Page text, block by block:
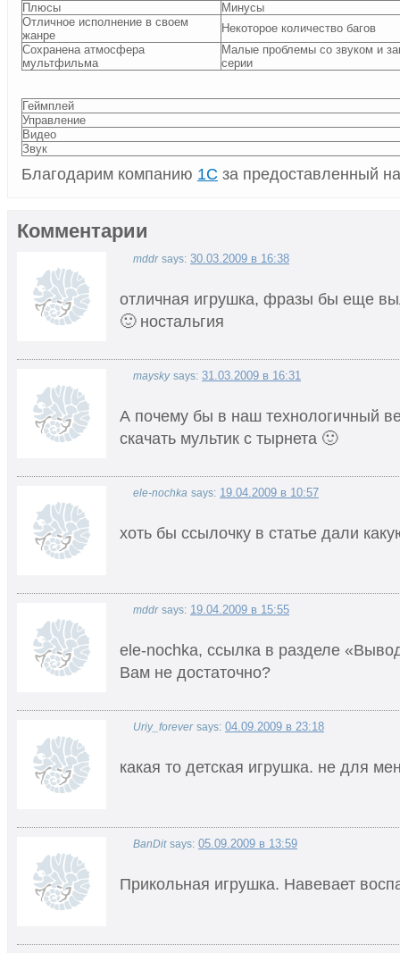
Плюсы
Минусы
Отличное исполнение в своем
жанре
Некоторое количество багов
Сохранена атмосфера
мультфильма
Малые проблемы со звуком и
серии
Геймплей
Управление
Видео
Звук
Благодарим компанию 1С за предоставленный
Комментарии
mddr says: 30.03.2009 в 16:38
отличная игрушка, фразы бы еще
🙂 ностальгия
maysky says: 31.03.2009 в 16:31
А почему бы в наш технологичный
скачать мультик с тырнета 🙂
ele-nochka says: 19.04.2009 в 10:57
хоть бы ссылочку в статье дали
mddr says: 19.04.2009 в 15:55
ele-nochka, ссылка в разделе
Вам не достаточно?
Uriy_forever says: 04.09.2009 в 23:18
какая то детская игрушка. не для
BanDit says: 05.09.2009 в 13:59
Прикольная игрушка. Навевает